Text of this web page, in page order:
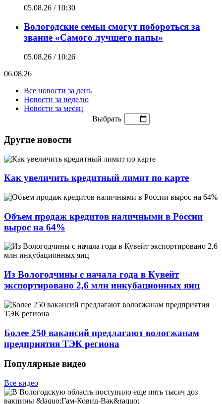
05.08.26 / 10:30
Вологодские семьи смогут побороться за
звание «Самого лучшего папы»
05.08.26 / 10:26
06.08.26
Все новости за день
Новости за неделю
Новости за месяц
Выбрать
Другие новости
Как увеличить кредитный лимит по карте
Объем продаж кредитов наличными в России
вырос на 64%
Из Вологодчины с начала года в Кувейт
экспортировано 2,6 млн инкубационных яиц
Более 250 вакансий предлагают вологжанам
предприятия ТЭК региона
Популярные видео
Все видео